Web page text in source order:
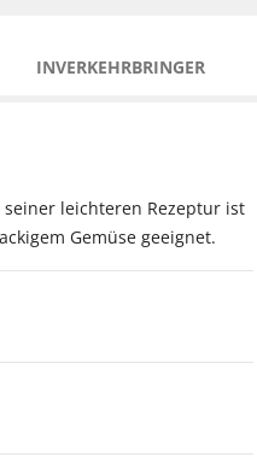
INVERKEHRBRINGER
leichteren Rezeptur ist
Gemüse geeignet.